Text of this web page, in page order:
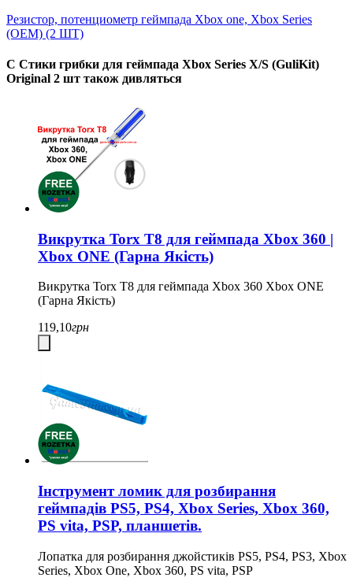
Резистор, потенциометр геймпада Xbox one, Xbox Series
(OEM) (2 ШТ)
С Стики грибки для геймпада Xbox Series X/S (GuliKit)
Original 2 шт також дивляться
Викрутка Torx T8 для геймпада Xbox 360 |
Xbox ONE (Гарна Якість)
Викрутка Torx T8 для геймпада Xbox 360 Xbox ONE
(Гарна Якість)
119,10грн
Інструмент ломик для розбирання
геймпадів PS5, PS4, Xbox Series, Xbox 360,
PS vita, PSP, планшетів.
Лопатка для розбирання джойстиків PS5, PS4, PS3, Xbox
Series, Xbox One, Xbox 360, PS vita, PSP